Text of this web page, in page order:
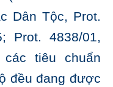
Dân Tộc, Prot.
Prot. 4838/01,
các tiêu chuẩn
đều đang được